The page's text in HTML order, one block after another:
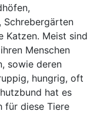
Schrebergärten
Katzen. Meist sind
Menschen
sowie deren
hungrig, oft
hat es
für diese Tiere